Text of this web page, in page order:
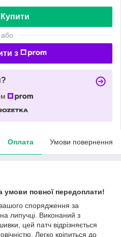
Купити
або
з
Оплата Умови повернення
умови повної передоплати!
спорядження за
липучці. Виконаний з
цей патч відрізняється
Легко кріпиться до